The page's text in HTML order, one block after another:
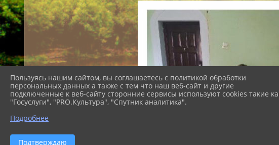
Пользуясь нашим сайтом, вы соглашаетесь с политикой обработки
персональных данных а также с тем что наш веб-сайт и другие
подключенные к веб-сайту сторонние сервисы используют cookies такие
"Госуслуги", "PRO.Культура", "Спутник аналитика".
Подробнее
Подтверждаю